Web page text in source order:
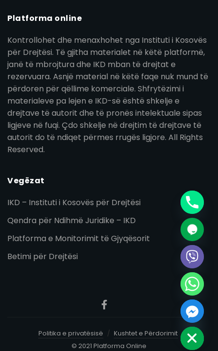
Platforma online
Kontrollohet dhe menaxhohet nga Instituti i Kosovës
për Drejtësi. Të gjitha materialet në këtë platformë,
janë të mbrojtura dhe IKD mban të drejtat e
rezervuara. Asnjë material në këtë faqe nuk mund të
përdoren për qëllime komerciale. Shfrytëzimi i
materialeve pa lejen e IKD-së është shkelje e
drejtave të autorit dhe të pronës intelektuale sipas
ligjeve në fuqi. Çdo shkelje në drejtim të drejtave të
autorit do të ndiqet përmes rrugës ligjore. All Rights
Reserved.
Vegëzat
IKD – Instituti i Kosovës për Drejtësi
Qendra për Ndihmë Juridike – IKD
Platforma e Monitorimit të Gjyqësorit
Betimi për Drejtësi
Politika e privatësisë
Kushtet e Përdorimit
© 2021 Platforma Online
Hide chaty